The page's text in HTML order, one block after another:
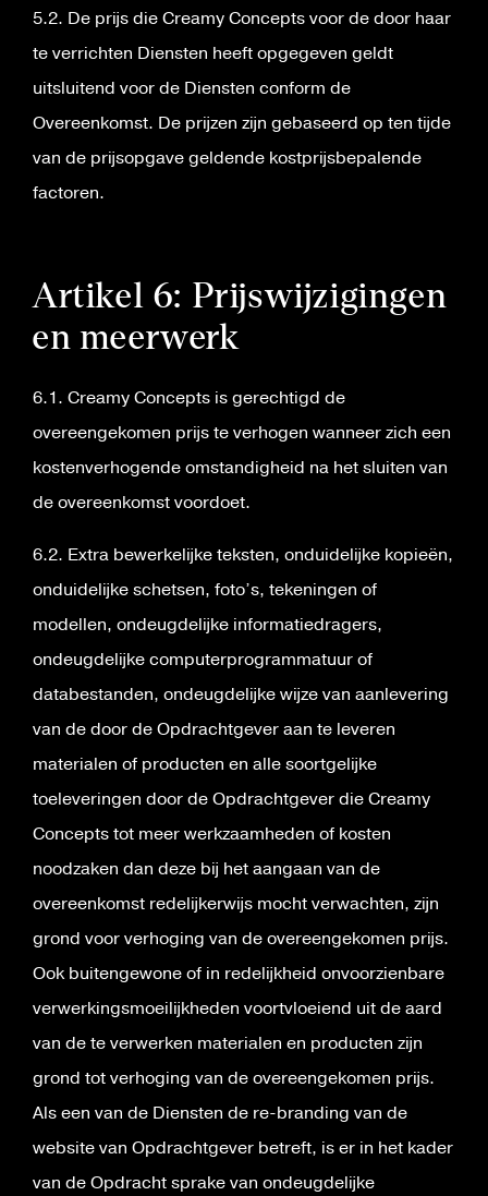
5.2. De prijs die Creamy Concepts voor de door haar
te verrichten Diensten heeft opgegeven geldt
uitsluitend voor de Diensten conform de
Overeenkomst. De prijzen zijn gebaseerd op ten tijde
van de prijsopgave geldende kostprijsbepalende
factoren.
Artikel 6: Prijswijzigingen
en meerwerk
6.1. Creamy Concepts is gerechtigd de
overeengekomen prijs te verhogen wanneer zich een
kostenverhogende omstandigheid na het sluiten van
de overeenkomst voordoet.
6.2. Extra bewerkelijke teksten, onduidelijke kopieën,
onduidelijke schetsen, foto’s, tekeningen of
modellen, ondeugdelijke informatiedragers,
ondeugdelijke computerprogrammatuur of
databestanden, ondeugdelijke wijze van aanlevering
van de door de Opdrachtgever aan te leveren
materialen of producten en alle soortgelijke
toeleveringen door de Opdrachtgever die Creamy
Concepts tot meer werkzaamheden of kosten
noodzaken dan deze bij het aangaan van de
overeenkomst redelijkerwijs mocht verwachten, zijn
grond voor verhoging van de overeengekomen prijs.
Ook buitengewone of in redelijkheid onvoorzienbare
verwerkingsmoeilijkheden voortvloeiend uit de aard
van de te verwerken materialen en producten zijn
grond tot verhoging van de overeengekomen prijs.
Als een van de Diensten de re-branding van de
website van Opdrachtgever betreft, is er in het kader
van de Opdracht sprake van ondeugdelijke